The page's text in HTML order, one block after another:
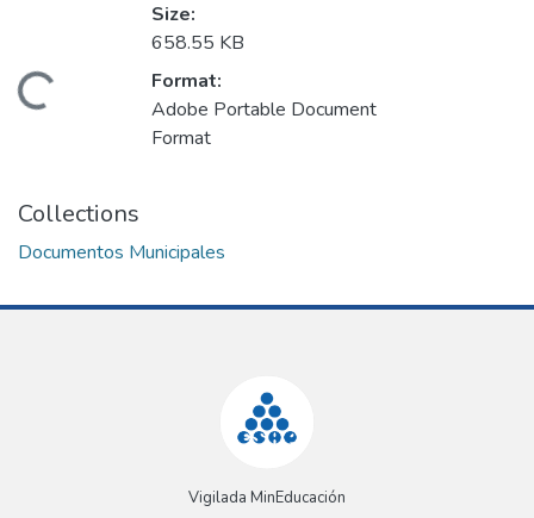
Loading...
Size:
658.55 KB
Format:
Adobe Portable Document
Format
Collections
Documentos Municipales
Vigilada MinEducación